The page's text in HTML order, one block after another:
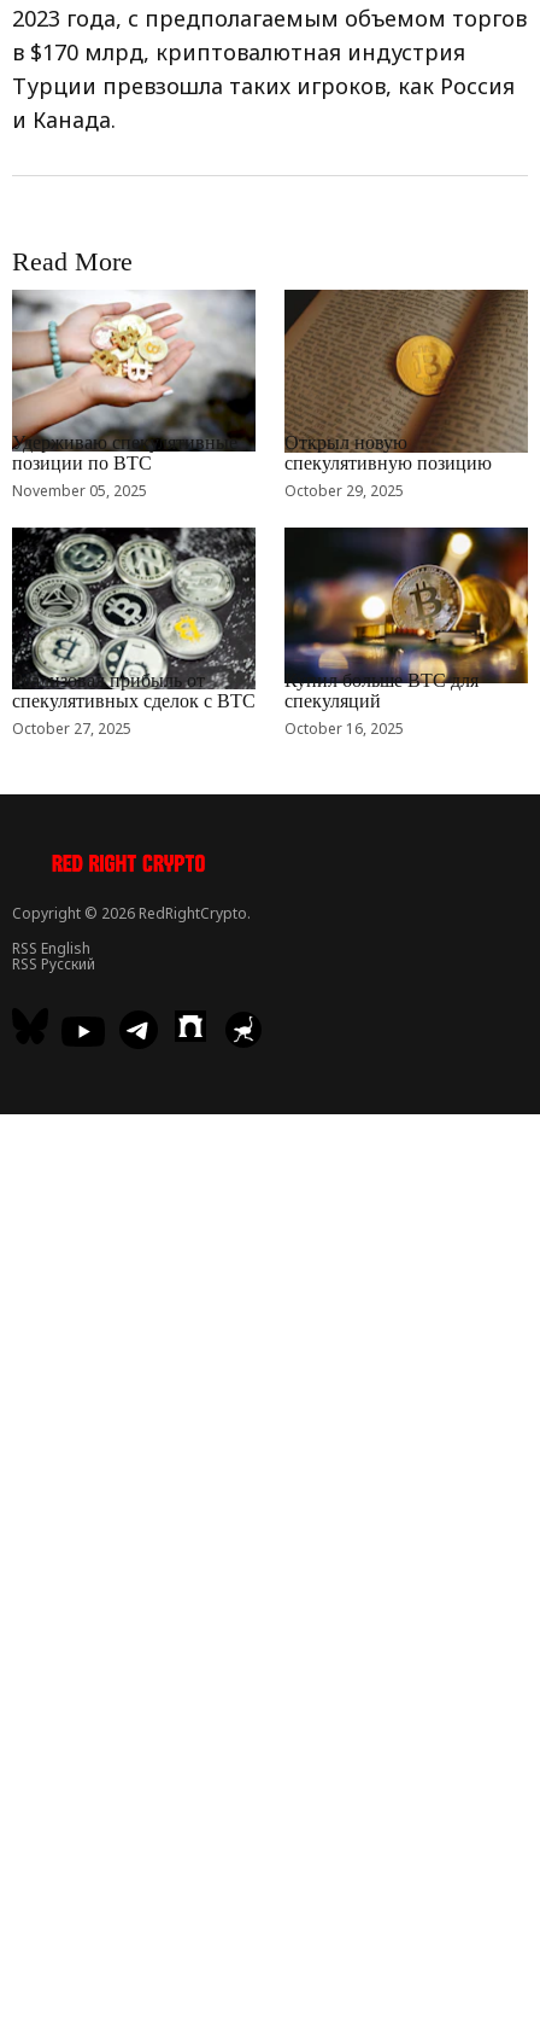
2023 года, с предполагаемым объемом торгов
в $170 млрд, криптовалютная индустрия
Турции превзошла таких игроков, как Россия
и Канада.
Read More
RRCNEWS_RU
Удерживаю спекулятивные
позиции по BTC
November 05, 2025
RRCNEWS_RU
Открыл новую
спекулятивную позицию
October 29, 2025
RRCNEWS_RU
Реализовал прибыль от
спекулятивных сделок с BTC
October 27, 2025
RRCNEWS_RU
Купил больше BTC для
спекуляций
October 16, 2025
Copyright © 2026 RedRightCrypto.
RSS English
RSS Русский